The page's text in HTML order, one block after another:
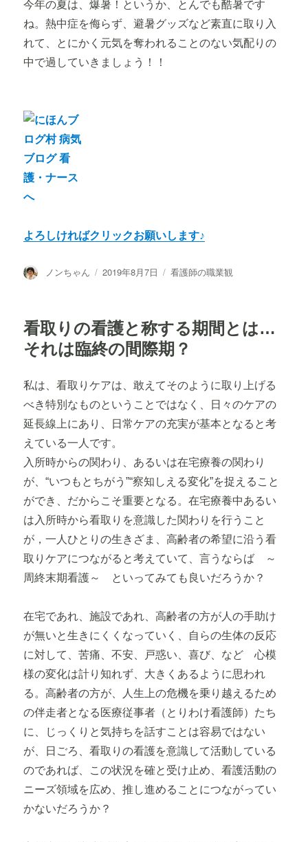
今年の夏は、爆暑！というか、とんでも酷暑です
ね。熱中症を侮らず、避暑グッズなど素直に取り入
れて、とにかく元気を奪われることのない気配りの
中で過していきましょう！！
よろしければクリックお願いします♪
投
ノンちゃん
投
2019年8月7日
カ
ー
看護師の職業観
看取りの看護と称する期間とは…
それは臨終の間際期？
私は、看取りケアは、敢えてそのように取り上げる
べき特別なものということではなく、日々のケアの
延長線上にあり、日常ケアの充実が基本となると考
えている一人です。
入所時からの関わり、あるいは在宅療養の関わり
が、“いつもとちがう”“察知しえる変化”を捉えること
ができ、だからこそ重要となる。在宅療養中あるい
は入所時から看取りを意識した関わりを行うこと
が，一人ひとりの生きざま、高齢者の希望に沿う看
取りケアにつながると考えていて、言うならば ～
周終末期看護～ といってみても良いだろうか？
在宅であれ、施設であれ、高齢者の方が人の手助け
が無いと生きにくくなっていく、自らの生体の反応
に対して、苦痛、不安、戸惑い、喜び、など 心模
様の変化は計り知れず、大きくあるように思われ
る。高齢者の方が、人生上の危機を乗り越えるため
の伴走者となる医療従事者（とりわけ看護師）たち
に、じっくりと気持ちを話すことは容易ではない
が、日ごろ、看取りの看護を意識して活動している
のであれば、この状況を確と受け止め、看護活動の
ニーズ領域を広め、推し進めることにつながってい
かないだろうか？